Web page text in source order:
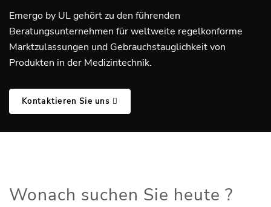
Emergo by UL gehört zu den führenden
Beratungsunternehmen für weltweite regelkonforme
Marktzulassungen und Gebrauchstauglichkeit von
Produkten in der Medizintechnik.
Kontaktieren Sie uns
Wonach suchen Sie heute ?